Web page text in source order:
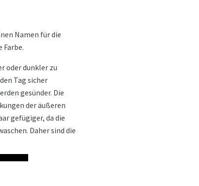
Namen für die
Farbe.
oder dunkler zu
Tag sicher
gesünder. Die
der äußeren
gefügiger, da die
Daher sind die